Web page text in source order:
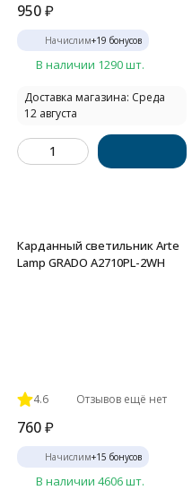
950₽
Начислим+19 бонусов
В наличии 1290 шт.
Доставка магазина: Среда
12 августа
Карданный светильник Arte
Lamp GRADO A2710PL-2WH
4.6 Отзывов ещё нет
760₽
Начислим+15 бонусов
В наличии 4606 шт.